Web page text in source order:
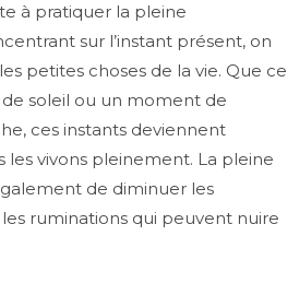
à pratiquer la pleine
sur l’instant présent, on
petites choses de la vie. Que ce
soleil ou un moment de
ces instants deviennent
les vivons pleinement. La pleine
de diminuer les
ruminations qui peuvent nuire